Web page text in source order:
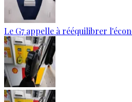
Le G7 appelle à rééquilibrer